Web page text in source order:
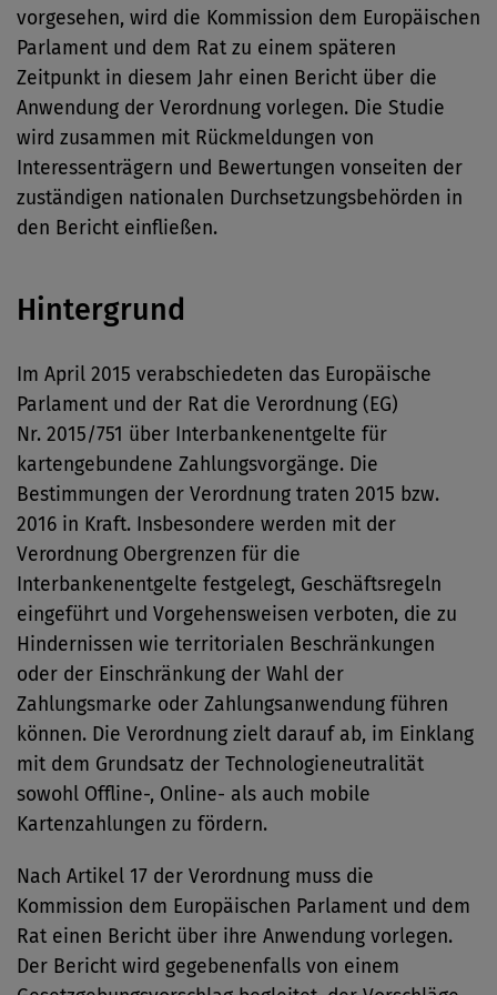
vorgesehen, wird die Kommission dem Europäischen
Parlament und dem Rat zu einem späteren
Zeitpunkt in diesem Jahr einen Bericht über die
Anwendung der Verordnung vorlegen. Die Studie
wird zusammen mit Rückmeldungen von
Interessenträgern und Bewertungen vonseiten der
zuständigen nationalen Durchsetzungsbehörden in
den Bericht einfließen.
Hintergrund
Im April 2015 verabschiedeten das Europäische
Parlament und der Rat die Verordnung (EG)
Nr. 2015/751 über Interbankenentgelte für
kartengebundene Zahlungsvorgänge. Die
Bestimmungen der Verordnung traten 2015 bzw.
2016 in Kraft. Insbesondere werden mit der
Verordnung Obergrenzen für die
Interbankenentgelte festgelegt, Geschäftsregeln
eingeführt und Vorgehensweisen verboten, die zu
Hindernissen wie territorialen Beschränkungen
oder der Einschränkung der Wahl der
Zahlungsmarke oder Zahlungsanwendung führen
können. Die Verordnung zielt darauf ab, im Einklang
mit dem Grundsatz der Technologieneutralität
sowohl Offline-, Online- als auch mobile
Kartenzahlungen zu fördern.
Nach Artikel 17 der Verordnung muss die
Kommission dem Europäischen Parlament und dem
Rat einen Bericht über ihre Anwendung vorlegen.
Der Bericht wird gegebenenfalls von einem